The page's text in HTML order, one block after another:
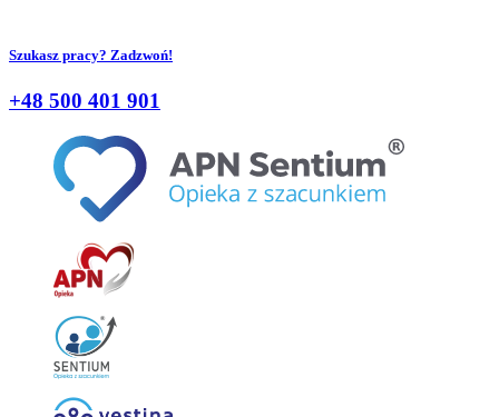
Szukasz pracy? Zadzwoń!
+48 500 401 901